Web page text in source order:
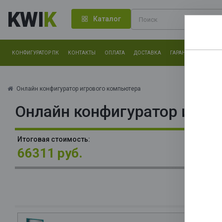
KWIK Каталог
КОНФИГУРАТОР ПК КОНТАКТЫ ОПЛАТА ДОСТАВКА ГАРАНТИЯ
Онлайн конфигуратор игрового компьютера
Онлайн конфигуратор
Итоговая стоимость:
66311 руб.